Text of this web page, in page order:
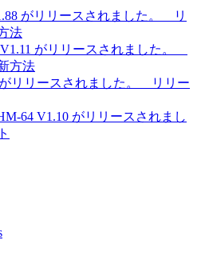
がリリースされました。
リ
法
がリリースされました。
方法
リリースされました。
リリー
64 V1.10 がリリースされまし